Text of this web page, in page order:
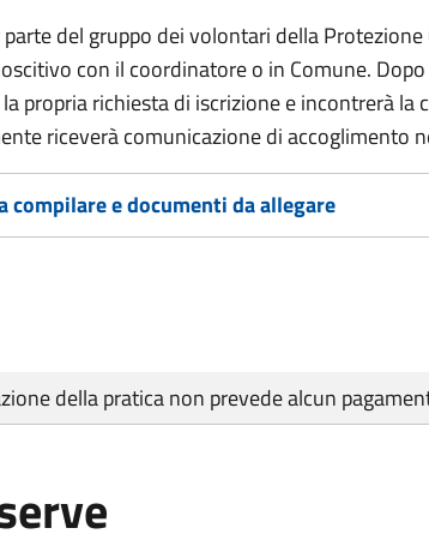
del gruppo dei volontari della
con il coordinatore o in Comune.
propria richiesta di iscrizione e incontrerà la
riceverà comunicazione di accoglimento
compilare e documenti da allegare
della pratica non prevede alcun